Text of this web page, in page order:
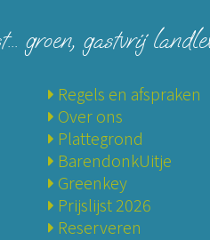
groen, gastvrij
Regels en afspraken
Over ons
Plattegrond
BarendonkUitje
Greenkey
Prijslijst 2026
Reserveren